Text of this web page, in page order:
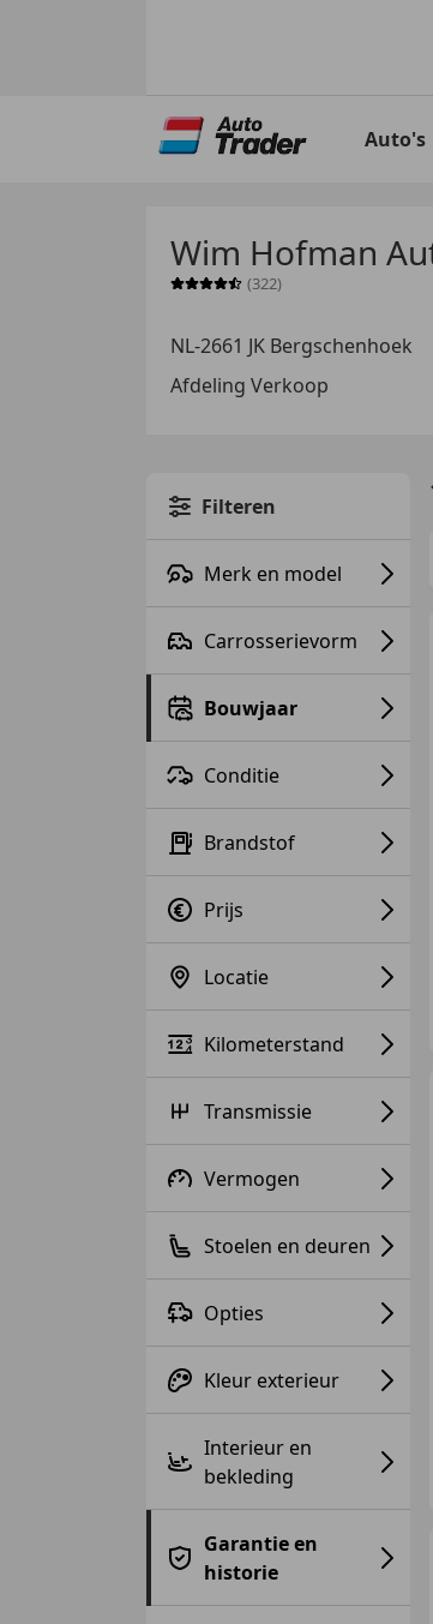
Auto's
Wim Hofman
Sterrenbeoordeling 4.5 van 5
(322)
NL-2661 JK Bergschenhoek
Afdeling Verkoop
Filteren
Merk en model
Carrosserievorm
Bouwjaar
Conditie
Brandstof
Prijs
Locatie
Kilometerstand
Transmissie
Vermogen
Stoelen en deuren
Opties
Kleur exterieur
Interieur en
bekleding
Garantie en
historie